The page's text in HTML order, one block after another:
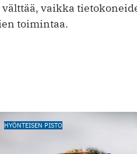
vaikka
toimintaa.
HYÖNTEISEN PISTO